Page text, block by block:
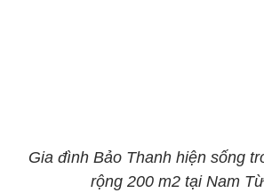
Gia đình Bảo Thanh hiện sống
rộng 200 m2 tại Nam